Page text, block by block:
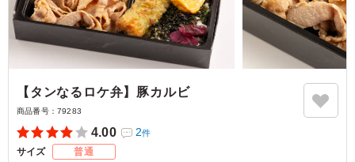
【タンなるロケ弁】豚カルビ
商品番号： 79283
4.00 2件
サイズ 普通